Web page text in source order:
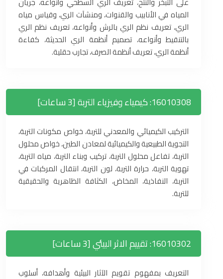
المياه في الأنابيب والقنوات، ومنشآت الري، وقياس مياه
الري، تعريف نظم الري بالرش وأنواعه، تعريف نظم الري
بالتنقيط وأنواعه، تصميم أنظمة الري الحديثة، كفاءة
أنظمة الري، تعريف أنظمة الصرف، تجارب حقلية.
16010308: كيمياء وفيزياء التربة [3 ساعات]
التركيب الكيميائي والمعدني للتربة، خواص مكونات التربة،
التجوية الطبيعية والكيميائية لمعادن الطين، خواص محلول
التربة، تفاعل محلول التربة، تركيب وبناء التربة، مياه التربة،
تهوية التربة، حرارة التربة، لون التربة، انتقال المركبات في
التربة، النفاذية، المخاض، الكثافة الظاهرية والحقيقية
للتربة.
16010302: تقييم الاثر البيئي [3 ساعات]
التعريف بمفهوم تقويم الآثار البيئية وأهدافه، أسلوب